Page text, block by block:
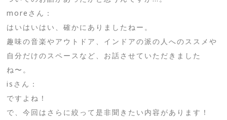
moreさん：
はいはいはい、確かにありましたねー。
趣味の音楽やアウトドア、インドアの派の人へのススメや
自分だけのスペースなど、お話させていただきました
ね〜。
isさん：
ですよね！
で、今回はさらに絞って是非聞きたい内容があります！